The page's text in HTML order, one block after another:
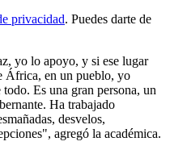
privacidad. Puedes darte de
yo lo apoyo, y si ese lugar
África, en un pueblo, yo
Es una gran persona, un
Ha trabajado
desvelos,
agregó la académica.